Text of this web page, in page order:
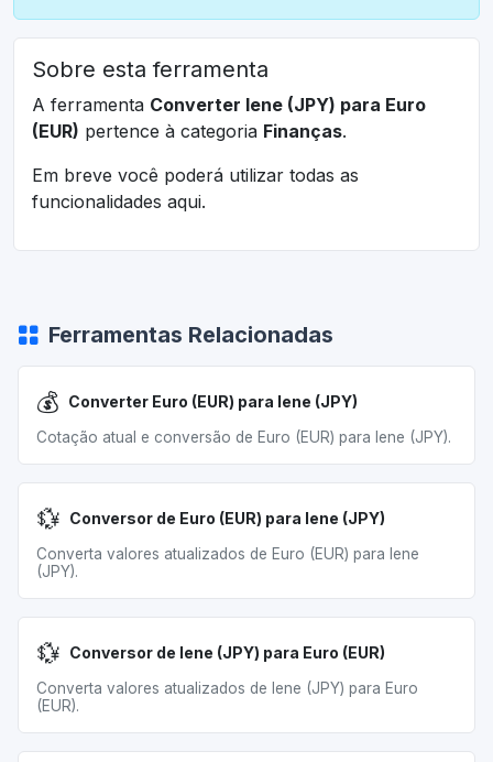
Sobre esta ferramenta
A ferramenta Converter Iene (JPY) para Euro
(EUR) pertence à categoria Finanças.
Em breve você poderá utilizar todas as
funcionalidades aqui.
Ferramentas Relacionadas
💰 Converter Euro (EUR) para Iene (JPY)
Cotação atual e conversão de Euro (EUR) para Iene (JPY).
💱 Conversor de Euro (EUR) para Iene (JPY)
Converta valores atualizados de Euro (EUR) para Iene
(JPY).
💱 Conversor de Iene (JPY) para Euro (EUR)
Converta valores atualizados de Iene (JPY) para Euro
(EUR).